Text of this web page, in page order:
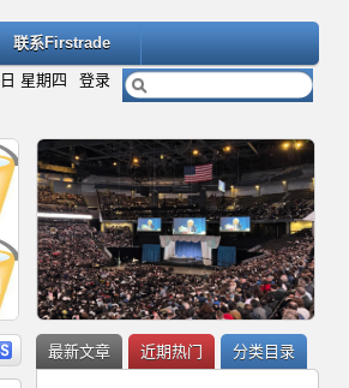
联系Firstrade
登录
星期四
详细内容
最新文章 近期热门 分类目录